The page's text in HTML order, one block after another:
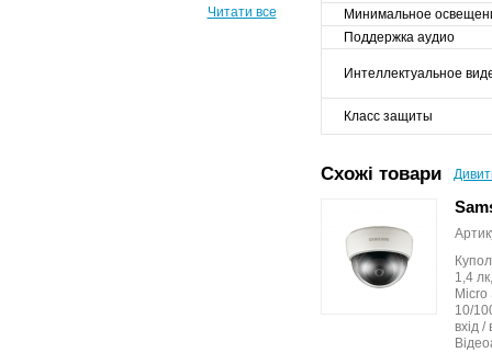
Читати все
Минимальное
Поддержка аудио
Интеллектуальное
Класс защиты
Схожі товари
1,4
Micro
10/
вхід